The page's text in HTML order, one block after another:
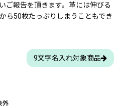
ご報告を頂きます。革には伸びる
ら50枚たっぷりしまうこともでき
9文字名入れ対象商品
外